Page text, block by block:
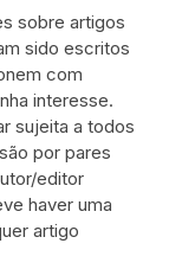
sobre artigos
sido escritos
com
interesse.
sujeita a todos
por pares
editor
haver uma
artigo